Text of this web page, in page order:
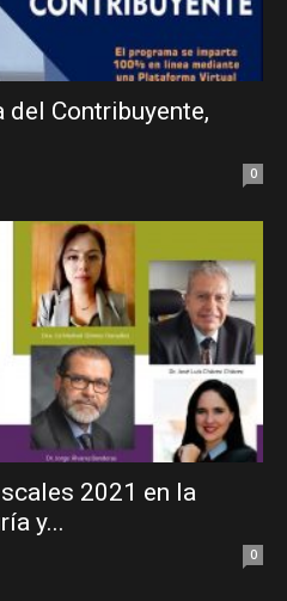
del Contribuyente,
0
2021 en la
y...
0